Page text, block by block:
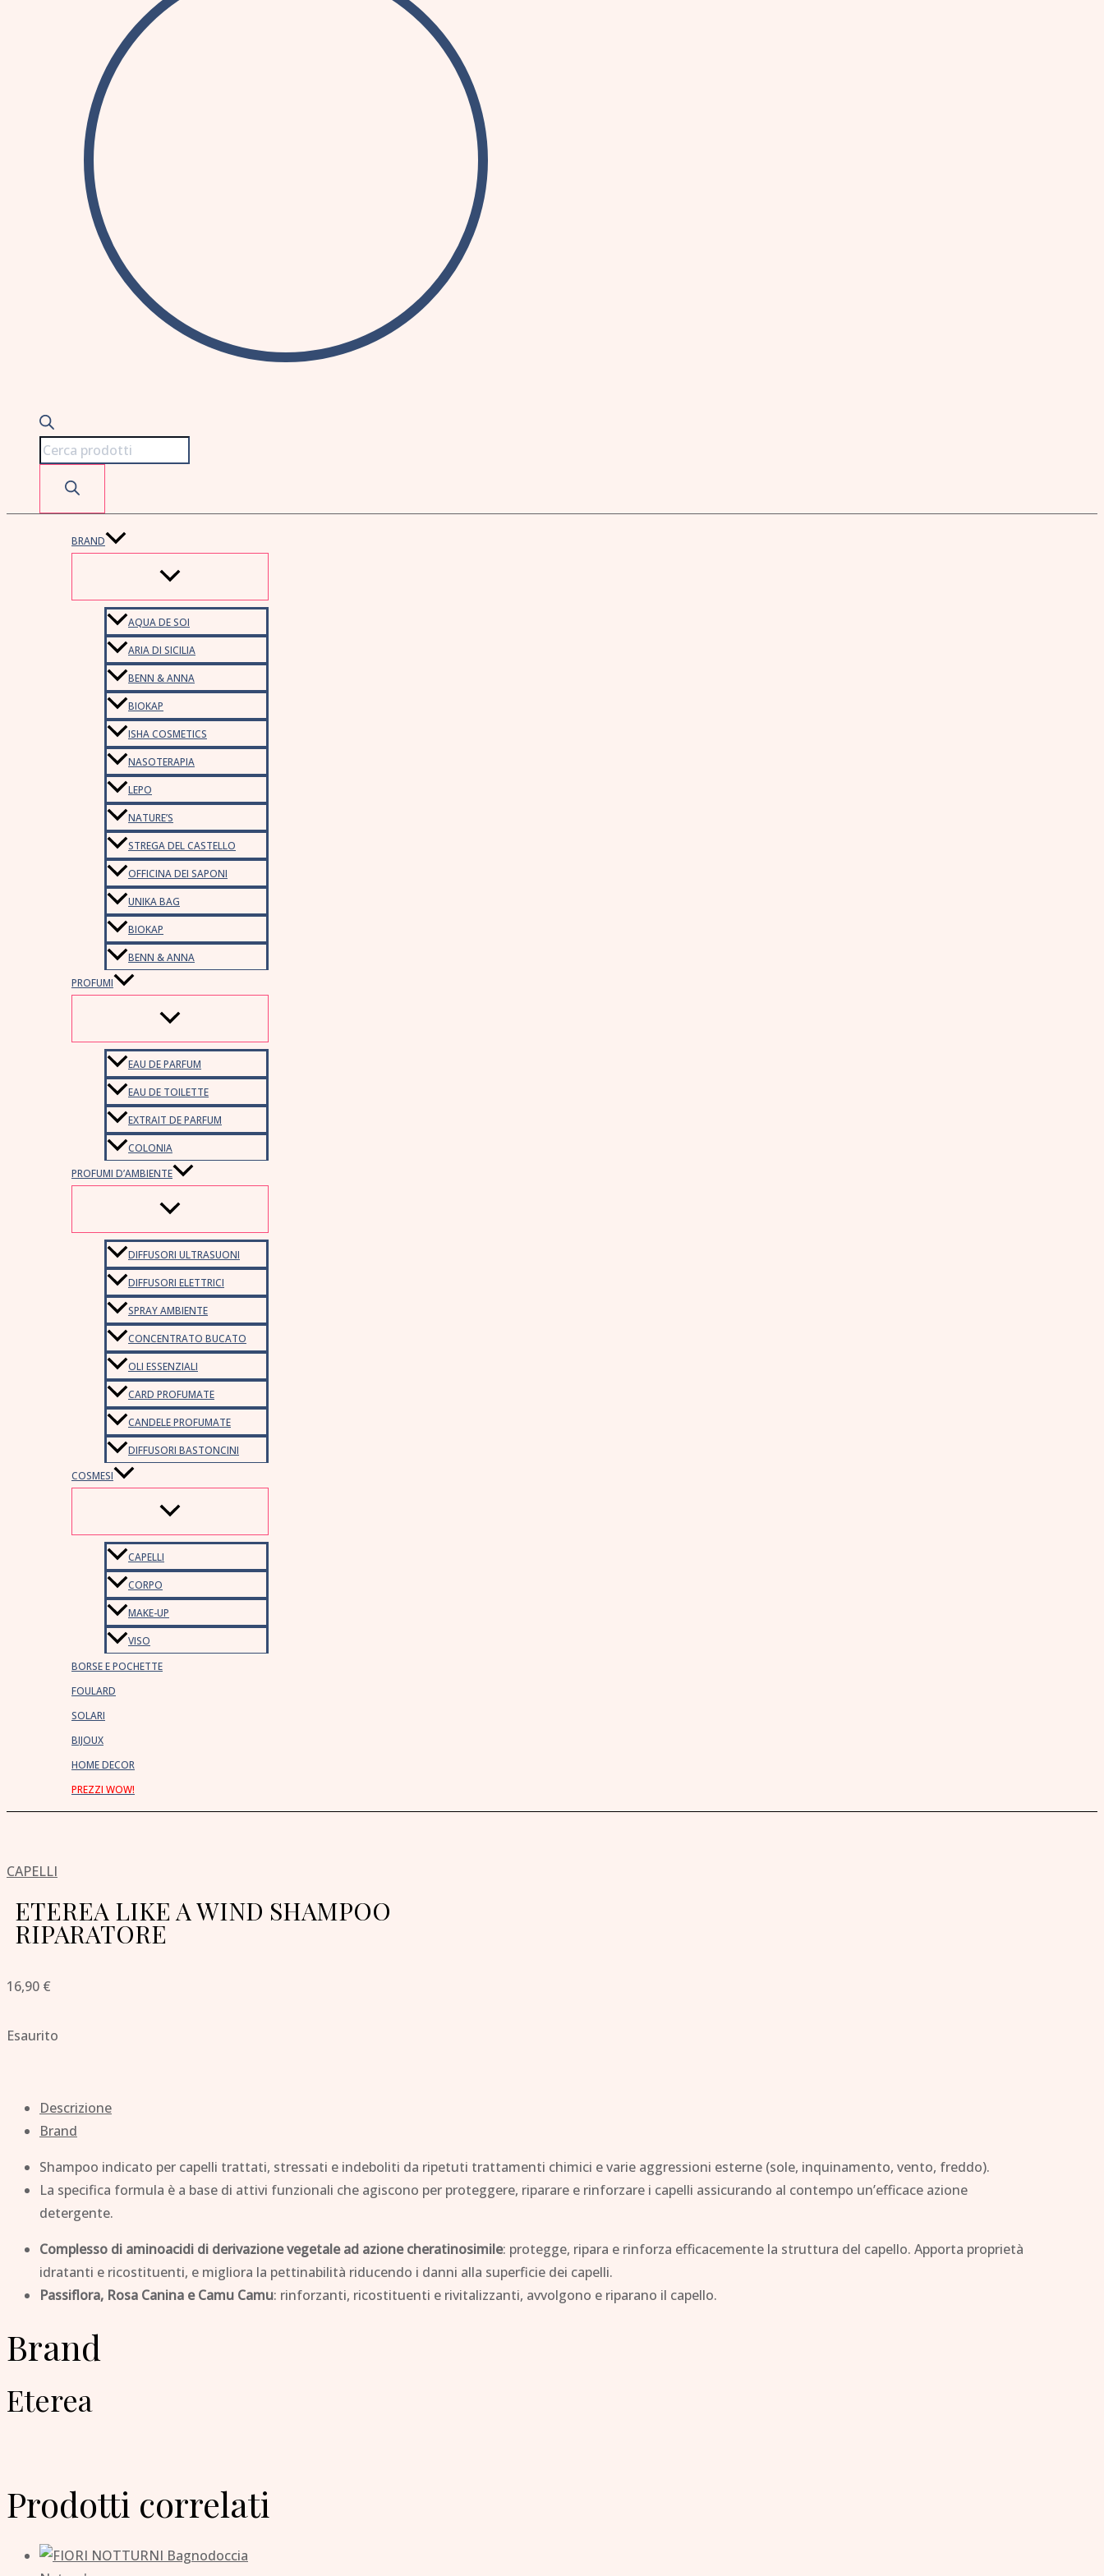
BRAND
AQUA DE SOI
ARIA DI SICILIA
BENN & ANNA
BIOKAP
ISHA COSMETICS
NASOTERAPIA
LEPO
NATURE’S
STREGA DEL CASTELLO
OFFICINA DEI SAPONI
UNIKA BAG
BIOKAP
BENN & ANNA
PROFUMI
EAU DE PARFUM
EAU DE TOILETTE
EXTRAIT DE PARFUM
COLONIA
PROFUMI D’AMBIENTE
DIFFUSORI ULTRASUONI
DIFFUSORI ELETTRICI
SPRAY AMBIENTE
CONCENTRATO BUCATO
OLI ESSENZIALI
CARD PROFUMATE
CANDELE PROFUMATE
DIFFUSORI BASTONCINI
COSMESI
CAPELLI
CORPO
MAKE-UP
VISO
BORSE E POCHETTE
FOULARD
SOLARI
BIJOUX
HOME DECOR
PREZZI WOW!
CAPELLI
ETEREA LIKE A WIND SHAMPOO
RIPARATORE
16,90 €
Esaurito
Descrizione
Brand
Shampoo indicato per capelli trattati, stressati e indeboliti da ripetuti trattamenti chimici e varie aggressioni esterne (sole, inquinamento, vento, freddo).
La specifica formula è a base di attivi funzionali che agiscono per proteggere, riparare e rinforzare i capelli assicurando al contempo un’efficace azione
detergente.
Complesso di aminoacidi di derivazione vegetale ad azione cheratinosimile: protegge, ripara e rinforza efficacemente la struttura del capello. Apporta proprietà
idratanti e ricostituenti, e migliora la pettinabilità riducendo i danni alla superficie dei capelli.
Passiflora, Rosa Canina e Camu Camu: rinforzanti, ricostituenti e rivitalizzanti, avvolgono e riparano il capello.
Brand
Eterea
Prodotti correlati